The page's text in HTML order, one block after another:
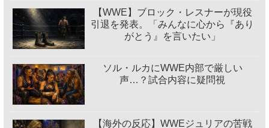
【WWE】ブロック・レスナーが現役
引退を発表。「みんなに心から『あり
がとう』を言いたい」
ソル・ルカにWWE内部で厳しい
声…？試合内容に疑問視
【海外の反応】WWEジュリアの苦戦